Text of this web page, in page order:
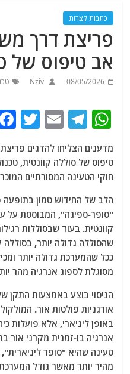
כתבות קצרות
פריצת דרך
אב טיפוס של
08/05/2026
Nziv
W
at
s
A
p
p
T
el
e
g
ra
m
E
ai
l
T
itt
er
מדענים הצליחו להדגים
טיפוס של סוללה קוונטית,
חוקי הטעינה המסורתיים
הלב של החידוש טמון בתופעה
"סופר-ספיגה", המבוססת על
קוונטית. בעוד שבסוללות
שהסוללה גדולה יותר, בסוללה
ככל שהמערכת גדולה יותר
מסוגלת לספוג אנרגיה מהר
הניסוי בוצע באמצעות התקן
אורגניות פולטות אור.
באופן ליניארי, אלא פועלות
אנרגיה בו-זמנית מקרני אור
טעינה שהיא "סופר
מהיר יותר מאשר גודל